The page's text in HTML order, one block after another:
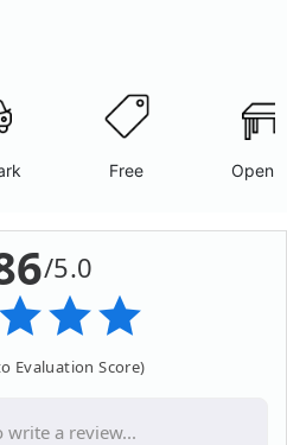
Free Open
/5.0
Evaluation Score)